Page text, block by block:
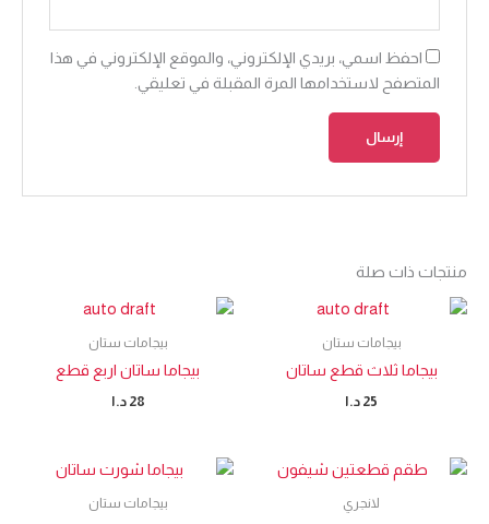
احفظ اسمي، بريدي الإلكتروني، والموقع الإلكتروني في هذا
المتصفح لاستخدامها المرة المقبلة في تعليقي.
منتجات ذات صلة
بيجامات ستان
بيجاما ثلاث قطع ساتان
25 د.ا
بيجامات ستان
بيجاما ساتان اربع قطع
28 د.ا
لانجري بيجامات ستان